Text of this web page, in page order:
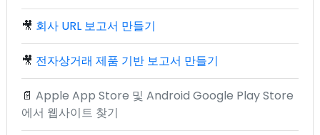
🎥 회사 URL 보고서 만들기
🎥 전자상거래 제품 기반 보고서 만들기
📄 Apple App Store 및 Android Google Play Store
에서 웹사이트 찾기